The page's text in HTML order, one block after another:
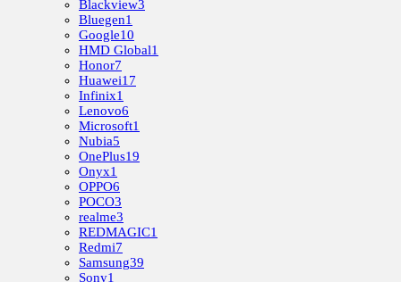
Blackview3
Bluegen1
Google10
HMD Global1
Honor7
Huawei17
Infinix1
Lenovo6
Microsoft1
Nubia5
OnePlus19
Onyx1
OPPO6
POCO3
realme3
REDMAGIC1
Redmi7
Samsung39
Sony1